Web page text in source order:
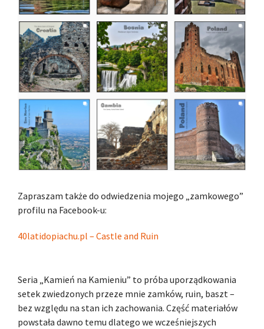
Zapraszam także do odwiedzenia mojego „zamkowego”
profilu na Facebook-u:
40latidopiachu.pl – Castle and Ruin
Seria „Kamień na Kamieniu” to próba uporządkowania
setek zwiedzonych przeze mnie zamków, ruin, baszt –
bez względu na stan ich zachowania. Część materiałów
powstała dawno temu dlatego we wcześniejszych